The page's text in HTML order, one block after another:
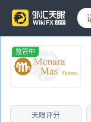
监管中
天眼评分
1
2
3
4
5
0
1
31